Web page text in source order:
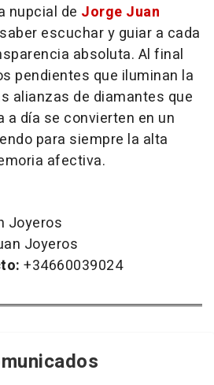
nupcial de Jorge Juan
escuchar y guiar a cada
absoluta. Al final
pendientes que iluminan la
alianzas de diamantes que
a día se convierten en un
para siempre la alta
afectiva.
Joyeros
Joyeros
+34660039024